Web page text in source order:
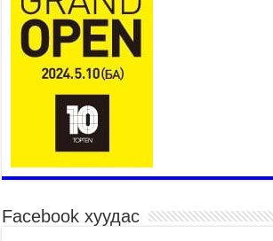
2026 оны 7 сар 30 / 15 цаг 24 минут
Бүгд Найрамдах Киргиз Улстай худалдаа,
тээвэр, логистикийн хамтын ажиллагааг
өргөжүүлнэ
2026 оны 7 сар 30 / 15 цаг 19 минут
Шадар сайд Н.Номтойбаяр яамдын Төрийн
нарийн бичгийн дарга нартай шуурхай
ногдуулахгүй байх эрх зүйн орчныг бүрдүүллээ
2026 оны 7 сар 30 / 15 цаг 02 минут
Facebook хуудас